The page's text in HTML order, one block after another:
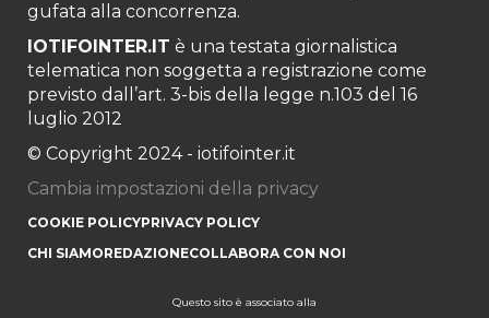
gufata alla concorrenza.
IOTIFOINTER.IT è una testata giornalistica
telematica non soggetta a registrazione come
previsto dall’art. 3-bis della legge n.103 del 16
luglio 2012
© Copyright 2024 - iotifointer.it
Cambia impostazioni della privacy
COOKIE POLICYPRIVACY POLICY
CHI SIAMOREDAZIONECOLLABORA CON NOI
Questo sito è associato alla